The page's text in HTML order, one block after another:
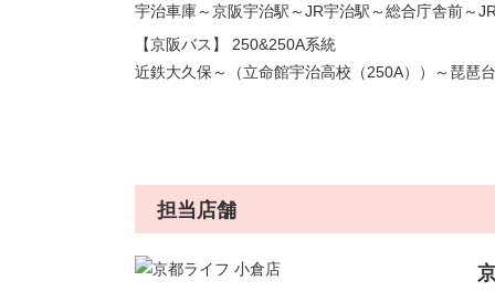
宇治車庫～京阪宇治駅～JR宇治駅～総合庁舎前～
【京阪バス】 250&250A系統
近鉄大久保～（立命館宇治高校（250A））～琵琶
担当店舗